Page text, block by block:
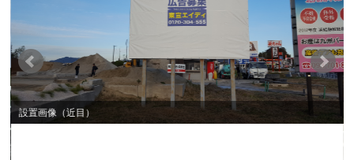
設置画像（近目）